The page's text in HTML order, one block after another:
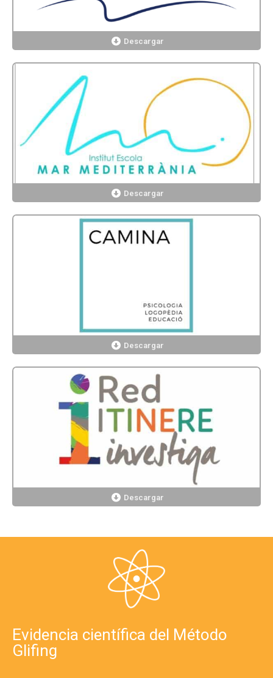
Descargar
Descargar
Descargar
Descargar
Evidencia científica del Método
Glifing